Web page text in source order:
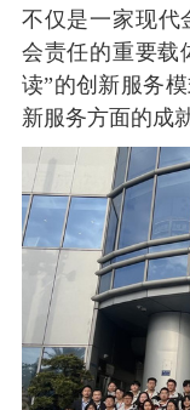
不仅是一家现代
会责任的重要载
读”的创新服务
新服务方面的成就